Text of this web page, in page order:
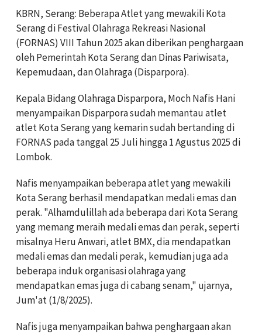
KBRN, Serang: Beberapa Atlet yang mewakili Kota
Serang di Festival Olahraga Rekreasi Nasional
(FORNAS) VIII Tahun 2025 akan diberikan penghargaan
oleh Pemerintah Kota Serang dan Dinas Pariwisata,
Kepemudaan, dan Olahraga (Disparpora).
Kepala Bidang Olahraga Disparpora, Moch Nafis Hani
menyampaikan Disparpora sudah memantau atlet
atlet Kota Serang yang kemarin sudah bertanding di
FORNAS pada tanggal 25 Juli hingga 1 Agustus 2025 di
Lombok.
Nafis menyampaikan beberapa atlet yang mewakili
Kota Serang berhasil mendapatkan medali emas dan
perak. "Alhamdulillah ada beberapa dari Kota Serang
yang memang meraih medali emas dan perak, seperti
misalnya Heru Anwari, atlet BMX, dia mendapatkan
medali emas dan medali perak, kemudian juga ada
beberapa induk organisasi olahraga yang
mendapatkan emas juga di cabang senam," ujarnya,
Jum'at (1/8/2025).
Nafis juga menyampaikan bahwa penghargaan akan